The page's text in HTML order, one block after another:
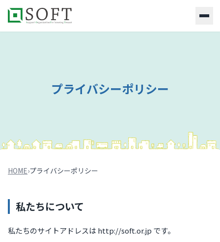
指
残
置
ト・
変
更
プライバシーポリシー
HOME›プライバシーポリシー
私たちについて
私たちのサイトアドレスは http://soft.or.jp です。